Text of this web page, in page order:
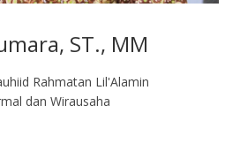
ST., MM
Rahmatan Lil'Alamin
dan Wirausaha